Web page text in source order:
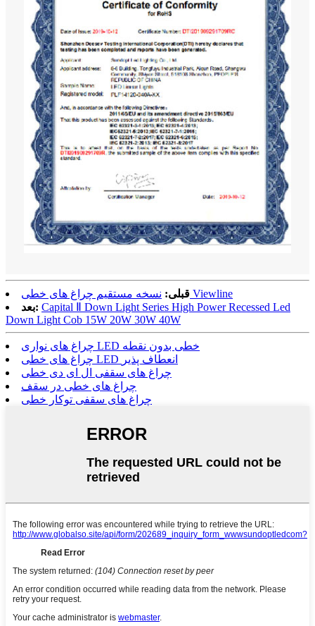
قبلی: نسخه مستقیم چراغ های خطی Viewline
بعد: Capital Ⅱ Down Light Series High Power Recessed Led
Down Light Cob 15W 20W 30W 40W
چراغ های نواری LED خطی بدون نقطه
چراغ های خطی LED انعطاف پذیر
چراغ های سقفی ال ای دی خطی
چراغ های خطی در سقف
چراغ های سقفی توکار خطی